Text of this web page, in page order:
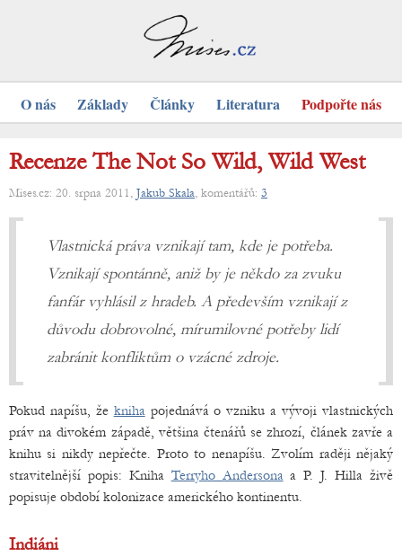
O nás Základy Články Literatura Podpořte nás
Recenze The Not So Wild, Wild West
Mises.cz: 20. srpna 2011, Jakub Skala, komentářů: 3
Vlastnická práva vznikají tam, kde je potřeba.
Vznikají spontánně, aniž by je někdo za zvuku
fanfár vyhlásil z hradeb. A především vznikají z
důvodu dobrovolné, mírumilovné potřeby lidí
zabránit konfliktům o vzácné zdroje.
Pokud napíšu, že knihapojednává o vzniku a vývoji vlastnických
práv na divokém západě, většina čtenářů se zhrozí, článek zavře a
knihu si nikdy nepřečte. Proto to nenapíšu. Zvolím raději nějaký
stravitelnější popis: Kniha Terryho Andersonaa P. J. Hilla živě
popisuje období kolonizace amerického kontinentu.
Indiáni